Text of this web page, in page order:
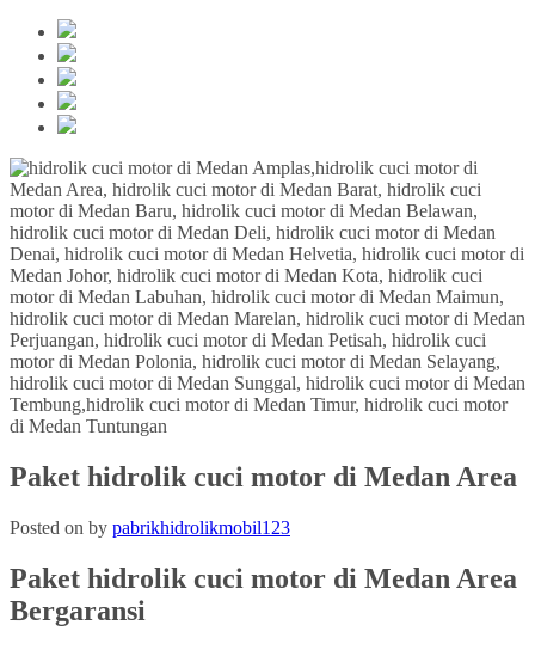
Paket hidrolik cuci motor di Medan Area
Posted on by pabrikhidrolikmobil123
Paket hidrolik cuci motor di Medan Area
Bergaransi